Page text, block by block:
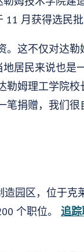
月获得选民批
。这不仅对达
居民来说也是
姆理工学院
笔捐赠，我们
园区，位于克
个职位。 追